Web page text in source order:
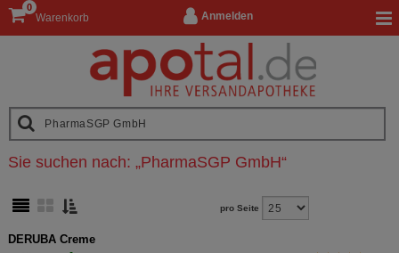
Anmelden
Warenkorb
0
Sie suchen nach: „PharmaSGP GmbH“
pro Seite
DERUBA Creme